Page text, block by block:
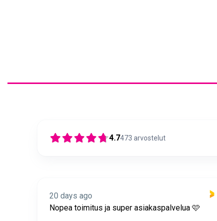
4.7473 arvostelut
20 days ago
Nopea toimitus ja super asiakaspalvelua 🩷